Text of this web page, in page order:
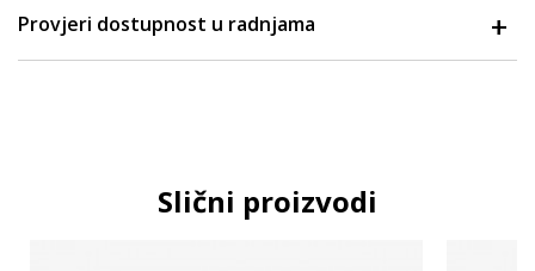
Provjeri dostupnost u radnjama
Slični proizvodi